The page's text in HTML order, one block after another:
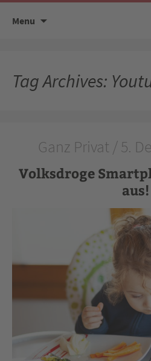
Menu
Tag Archives:
Ganz Privat / 5.
Volksdroge
aus!